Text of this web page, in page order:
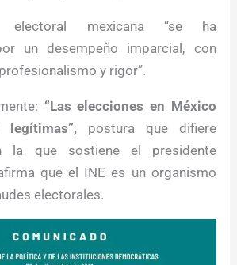
electoral mexicana “se ha
un desempeño imparcial, con
y rigor”.
“Las elecciones en México
postura que difiere
la que sostiene el presidente
que el INE es un organismo
electorales.